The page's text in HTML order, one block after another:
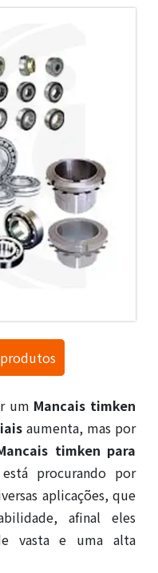
um Mancais timken
aumenta, mas por
timken para
está procurando por
aplicações, que
afinal eles
vasta e uma alta
produtos